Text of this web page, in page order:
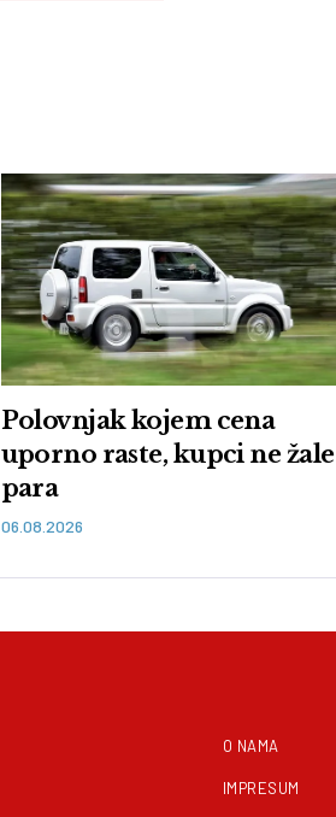
Polovnjak kojem cena
uporno raste, kupci ne žale
para
06.08.2026
O NAMA
IMPRESUM